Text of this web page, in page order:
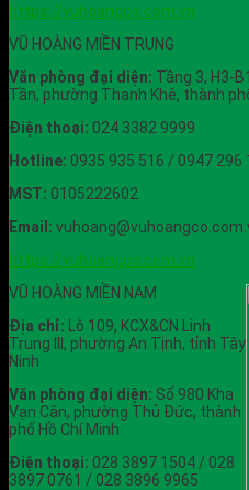
https://vuhoangco.com.vn
VŨ HOÀNG MIỀN TRUNG
Văn phòng đại diện: Tầng 3, H3-
Tần, phường Thanh Khê, thành
Điện thoại: 024 3382 9999
Hotline: 0935 935 516 / 0947 296
MST: 0105222602
Email:
https://vuhoangco.com.vn
VŨ HOÀNG MIỀN NAM
Địa chỉ: Lô 109, KCX&CN Linh
Trung III, phường An Tịnh, tỉnh Tây
Ninh
Văn phòng đại diện: Số 980 Kha
Vạn Cân, phường Thủ Đức, thành
phố Hồ Chí Minh
Điện thoại: 028 3897 1504 / 028
3897 0761 / 028 3896 9965